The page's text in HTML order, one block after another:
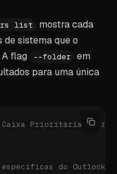
list
mostra cada
de sistema que o
flag
--folder em
para uma única
Prioritária
do Outlook